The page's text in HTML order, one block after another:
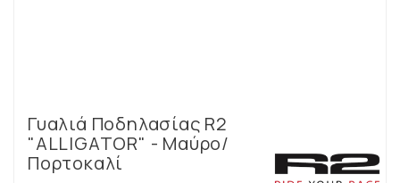
Γυαλιά Ποδηλασίας R2
"ALLIGATOR" - Μαύρο/
Πορτοκαλί